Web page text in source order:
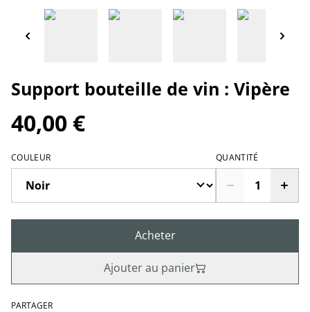
Support bouteille de vin : Vipère
40,00 €
COULEUR QUANTITÉ
Acheter
Ajouter au panier
PARTAGER